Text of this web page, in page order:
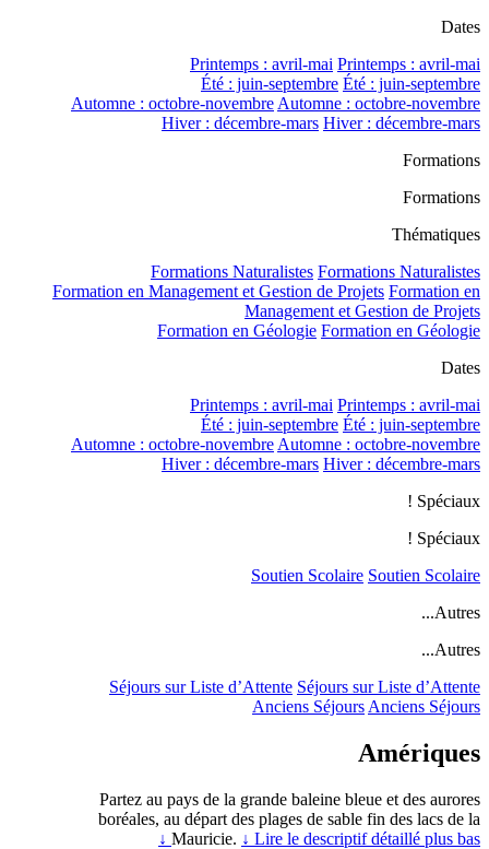
Dates
Printemps : avril-mai Printemps : avril-mai
Été : juin-septembre Été : juin-septembre
Automne : octobre-novembre Automne : octobre-novembre
Hiver : décembre-mars Hiver : décembre-mars
Formations
Formations
Thématiques
Formations Naturalistes Formations Naturalistes
Formation en Management et Gestion de Projets Formation en
Management et Gestion de Projets
Formation en Géologie Formation en Géologie
Dates
Printemps : avril-mai Printemps : avril-mai
Été : juin-septembre Été : juin-septembre
Automne : octobre-novembre Automne : octobre-novembre
Hiver : décembre-mars Hiver : décembre-mars
Spéciaux !
Spéciaux !
Soutien Scolaire Soutien Scolaire
Autres...
Autres...
Séjours sur Liste d’Attente Séjours sur Liste d’Attente
Anciens Séjours Anciens Séjours
Amériques
Partez au pays de la grande baleine bleue et des aurores
boréales, au départ des plages de sable fin des lacs de la
Mauricie. ↓ Lire le descriptif détaillé plus bas ↓